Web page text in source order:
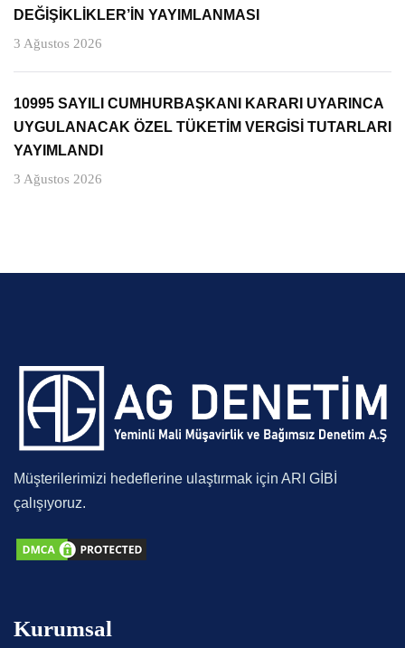
DEĞİŞİKLİKLER’İN YAYIMLANMASI
3 Ağustos 2026
10995 SAYILI CUMHURBAŞKANI KARARI UYARINCA
UYGULANACAK ÖZEL TÜKETİM VERGİSİ TUTARLARI
YAYIMLANDI
3 Ağustos 2026
Müşterilerimizi hedeflerine ulaştırmak için ARI GİBİ
çalışıyoruz.
Kurumsal